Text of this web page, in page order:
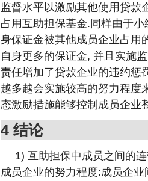
监督水平以激励其他使用贷款
占用互助担保基金.同样由于
身保证金被其他成员企业占用
自身更多的保证金, 并且实施
责任增加了贷款企业的违约惩
越多越会实施较高的努力程度
态激励措施能够控制成员企业
4 结论
1) 互助担保中成员之间的
成员企业的努力程度:成员企